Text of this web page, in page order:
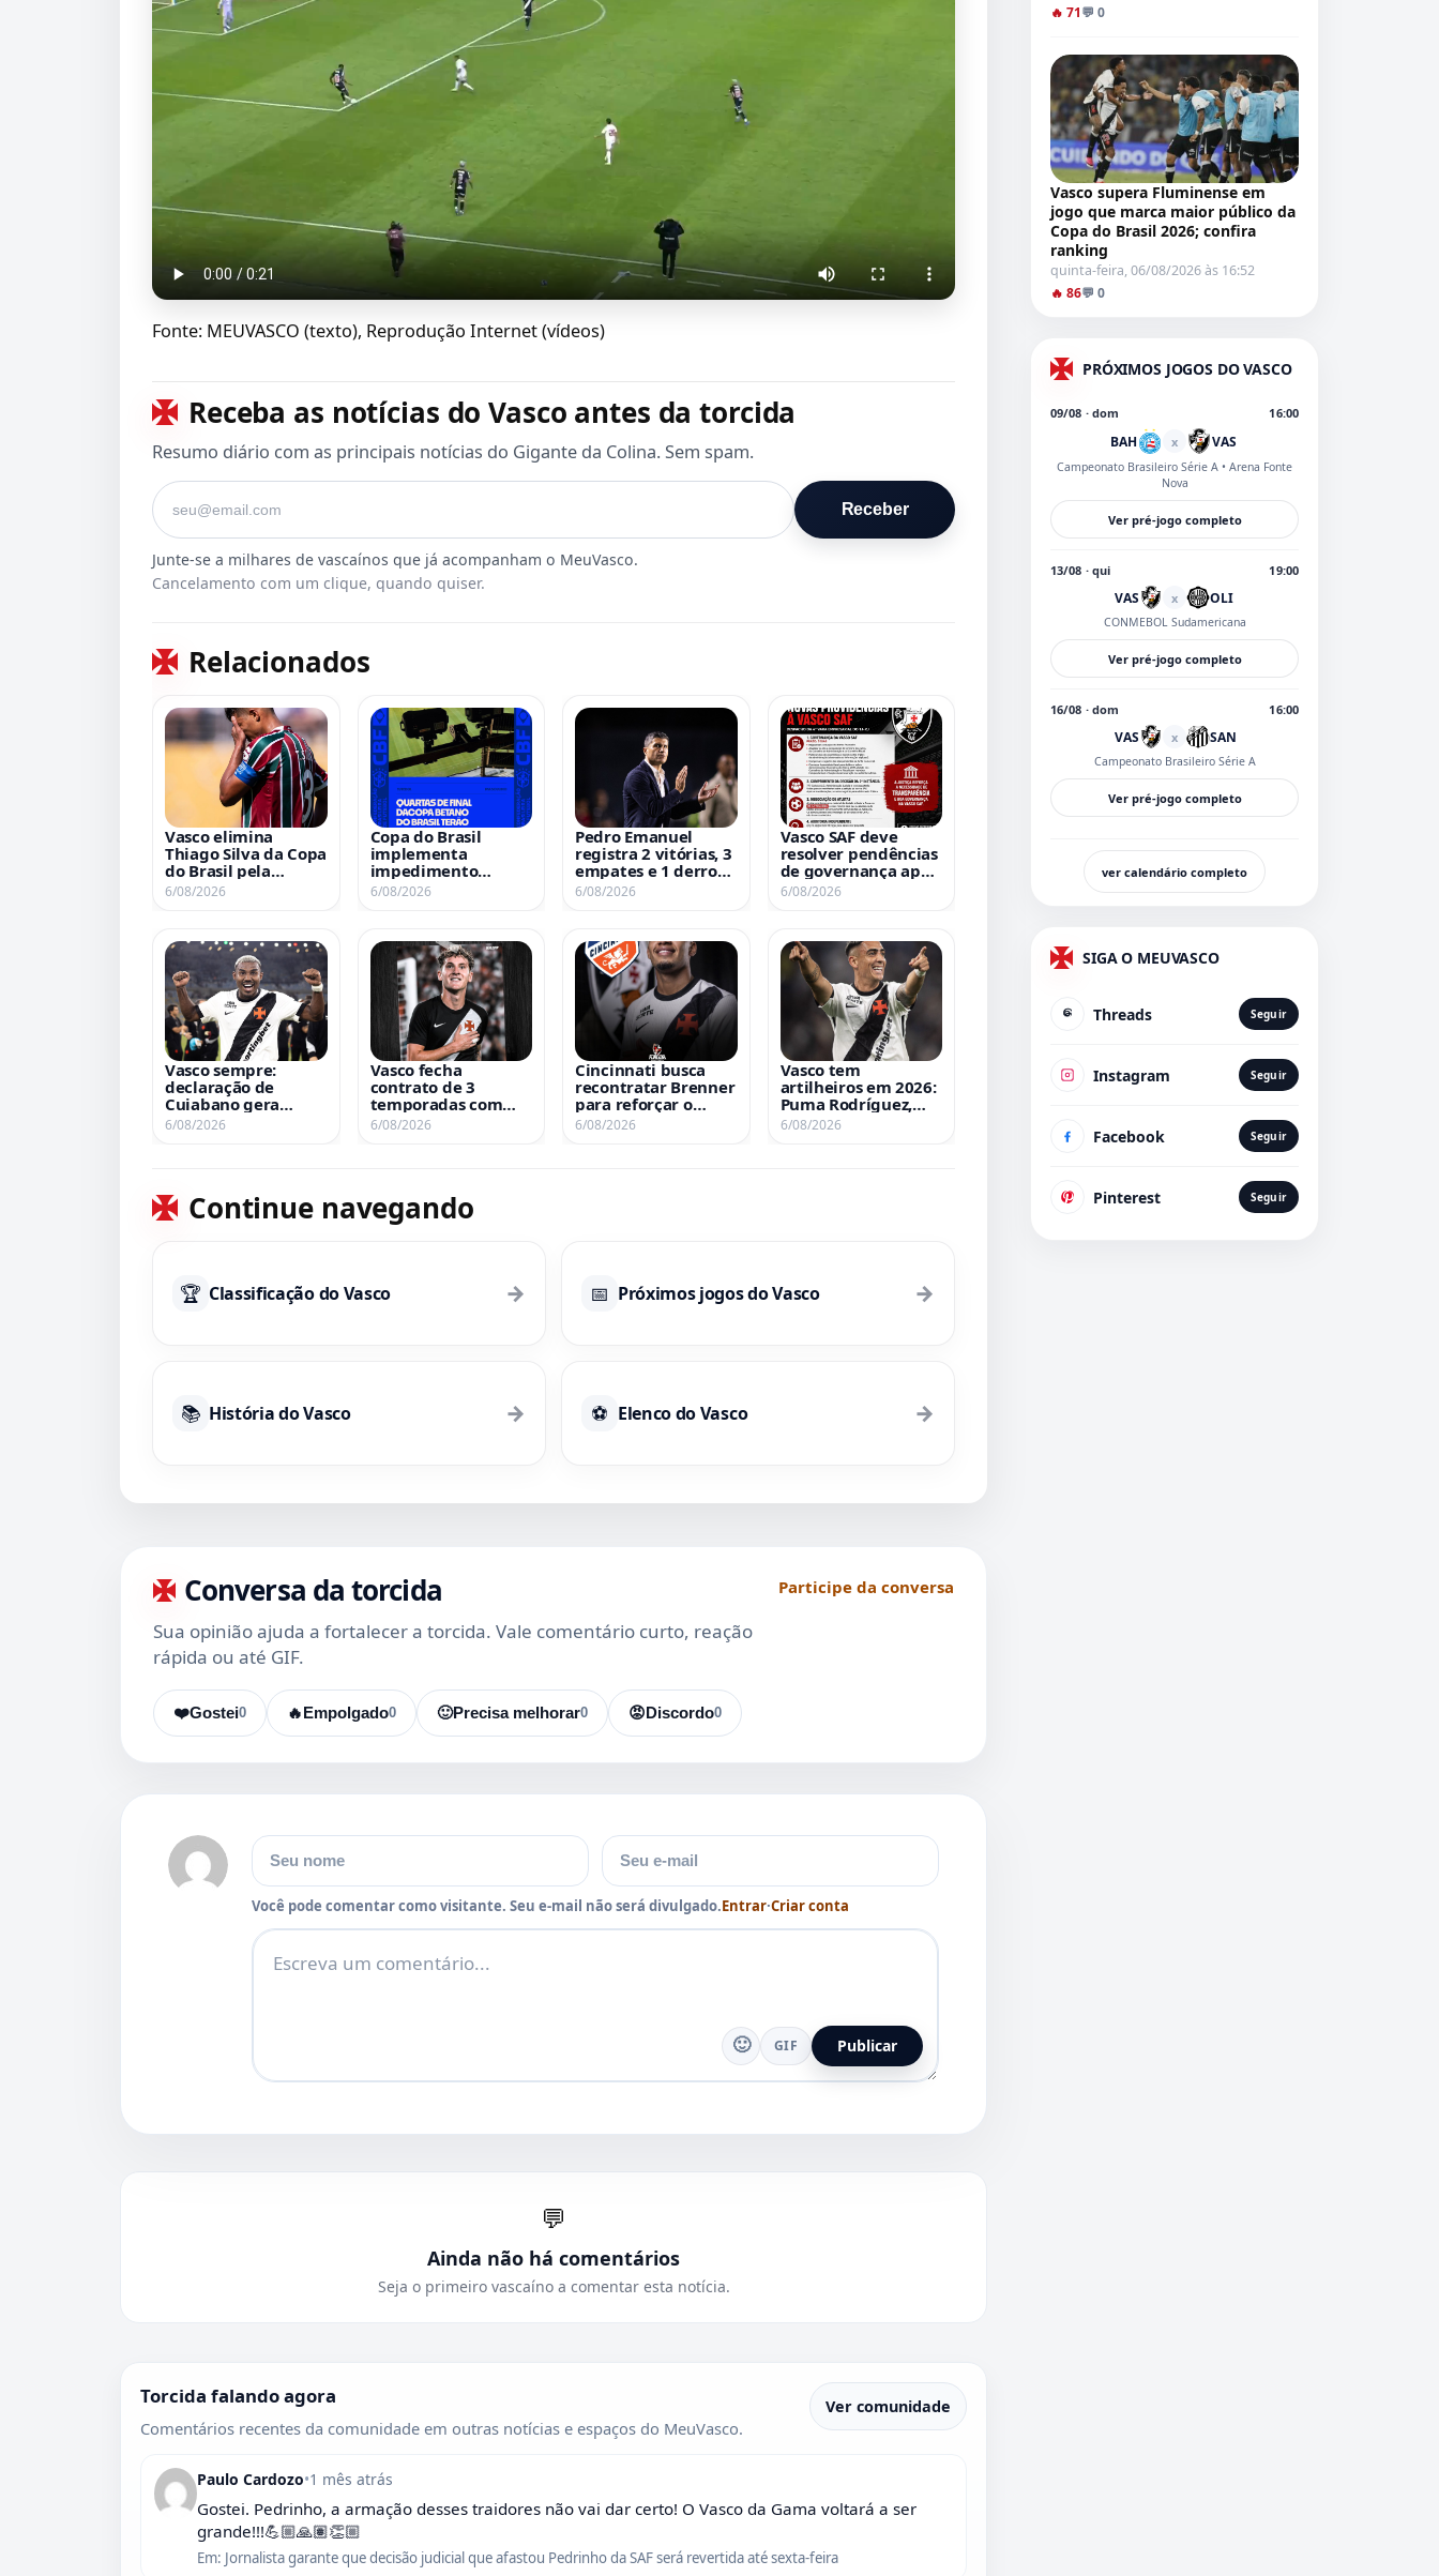
Fonte: MEUVASCO (texto), Reprodução Internet (vídeos)
Receba as notícias do Vasco antes da torcida
Resumo diário com as principais notícias do Gigante da Colina. Sem spam.
Seu e-mail
Receber
Cancelamento com um clique, quando quiser.
Relacionados
Vasco elimina
Thiago Silva da Copa
do Brasil pela
terceira vez
6/08/2026
Copa do Brasil
implementa
impedimento
semiautomático nas
6/08/2026
Pedro Emanuel
registra 2 vitórias, 3
empates e 1 derrota
em 6 partidas à
6/08/2026
Vasco SAF deve
resolver pendências
de governança após
determinação
6/08/2026
Vasco sempre:
declaração de
Cuiabano gera
repercussão
6/08/2026
Vasco fecha
contrato de 3
temporadas com
Colidio
6/08/2026
Cincinnati busca
recontratar Brenner
para reforçar o
elenco
6/08/2026
Vasco tem
artilheiros em 2026:
Puma Rodríguez,
Thiago Mendes e
6/08/2026
Continue navegando
🏆 Classificação do Vasco → 📅 Próximos jogos do Vasco →
📚 História do Vasco → ⚽ Elenco do Vasco →
Conversa da torcida
Sua opinião ajuda a fortalecer a torcida. Vale comentário curto, reação
rápida ou até GIF.
Participe da conversa
❤️ 0
Gostei 🔥 0
Empolgado 🙂 0
Precisa melhorar 😡 0
Discordo
Nome E-mail
Você pode comentar como visitante. Seu e-mail não será divulgado.Entrar·Criar conta
Comentário
🙂 GIF Publicar
💬
Ainda não há comentários
Seja o primeiro vascaíno a comentar esta notícia.
Torcida falando agora
Comentários recentes da comunidade em outras notícias e espaços do MeuVasco.
Ver comunidade
Paulo Cardozo•1 mês atrás
Gostei. Pedrinho, a armação desses traidores não vai dar certo! O Vasco da Gama voltará a ser
grande!!!💪🏼🙏🏽👏🏼
Em: Jornalista garante que decisão judicial que afastou Pedrinho da SAF será revertida até sexta-feira
🔥 71💬 0
Vasco supera Fluminense em
jogo que marca maior público da
Copa do Brasil 2026; confira
ranking
quinta-feira, 06/08/2026 às 16:52
🔥 86💬 0
PRÓXIMOS JOGOS DO VASCO
09/08 · dom 16:00
BAH x VAS
Campeonato Brasileiro Série A • Arena Fonte
Nova
Ver pré-jogo completo
13/08 · qui 19:00
VAS x OLI
CONMEBOL Sudamericana
Ver pré-jogo completo
16/08 · dom 16:00
VAS x SAN
Campeonato Brasileiro Série A
Ver pré-jogo completo
ver calendário completo
SIGA O MEUVASCO
Threads Seguir
Instagram Seguir
Facebook Seguir
Pinterest Seguir